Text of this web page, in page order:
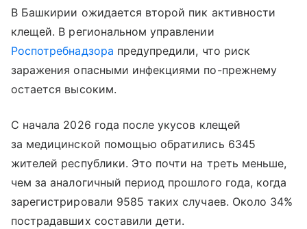
В Башкирии ожидается второй пик активности
клещей. В региональном управлении
Роспотребнадзора предупредили, что риск
заражения опасными инфекциями по-прежнему
остается высоким.
С начала 2026 года после укусов клещей
за медицинской помощью обратились 6345
жителей республики. Это почти на треть меньше,
чем за аналогичный период прошлого года, когда
зарегистрировали 9585 таких случаев. Около 34%
пострадавших составили дети.